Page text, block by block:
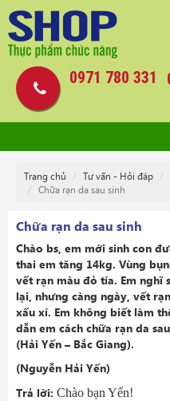
0971 780 331
Trang chủ Tư vấn - Hỏi đáp
Chữa rạn da sau sinh
Chữa rạn da sau sinh
Chào bs, em mới sinh con
thai em tăng 14kg. Vùng
vết rạn màu đỏ tía. Em nghĩ
lại, nhưng càng ngày, vết
xấu xí. Em không biết làm
dẫn em cách chữa rạn da
(Hải Yến – Bắc Giang).
(Nguyễn Hải Yến)
Trả lời: Chào bạn Yến!